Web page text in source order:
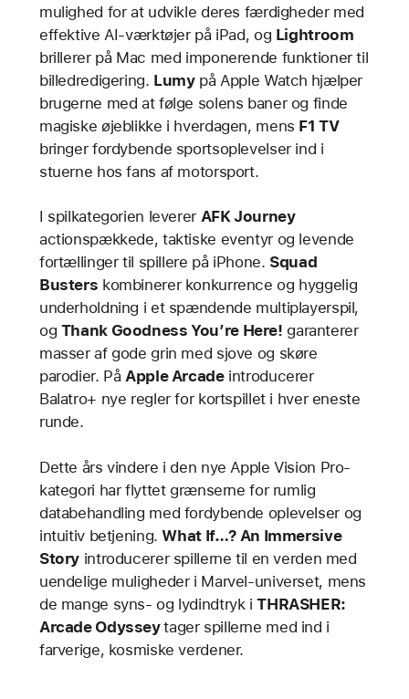
mulighed for at udvikle deres færdigheder med
effektive AI-værktøjer på iPad, og Lightroom
brillerer på Mac med imponerende funktioner til
billedredigering. Lumypå Apple Watch hjælper
brugerne med at følge solens baner og finde
magiske øjeblikke i hverdagen, mens F1 TV
bringer fordybende sportsoplevelser ind i
stuerne hos fans af motorsport.
I spilkategorien leverer AFK Journey
actionspækkede, taktiske eventyr og levende
fortællinger til spillere på iPhone. Squad
Busters kombinerer konkurrence og hyggelig
underholdning i et spændende multiplayerspil,
og Thank Goodness You’re Here! garanterer
masser af gode grin med sjove og skøre
parodier. PåApple Arcadeintroducerer
Balatro+ nye regler for kortspillet i hver eneste
runde.
Dette års vindere i den nye Apple Vision Pro-
kategori har flyttet grænserne for rumlig
databehandling med fordybende oplevelser og
intuitiv betjening.What If…? An Immersive
Story introducerer spillerne til en verden med
uendelige muligheder i Marvel-universet, mens
de mange syns- og lydindtryk iTHRASHER:
Arcade Odysseytager spillerne med ind i
farverige, kosmiske verdener.